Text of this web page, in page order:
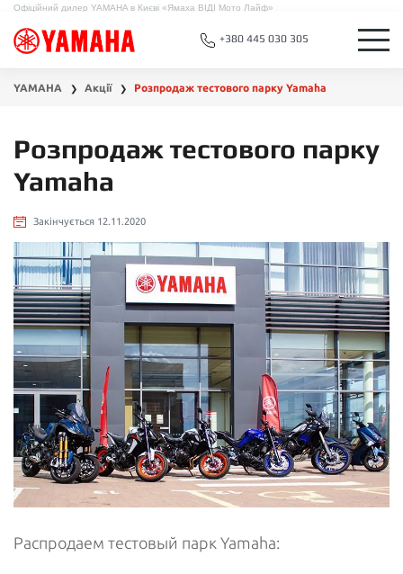
Офіційний дилер YAMAHA в Києві «Ямаха ВІДІ Мото Лайф»
+380 445 030 305
YAMAHA ❯ Акції ❯ Розпродаж тестового парку Yamaha
Розпродаж тестового парку
Yamaha
Закінчується 12.11.2020
Распродаем тестовый парк Yamaha: